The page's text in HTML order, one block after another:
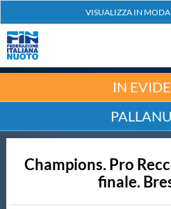
Nuoto
Tuffi
IN
Champions. Pro
finale.